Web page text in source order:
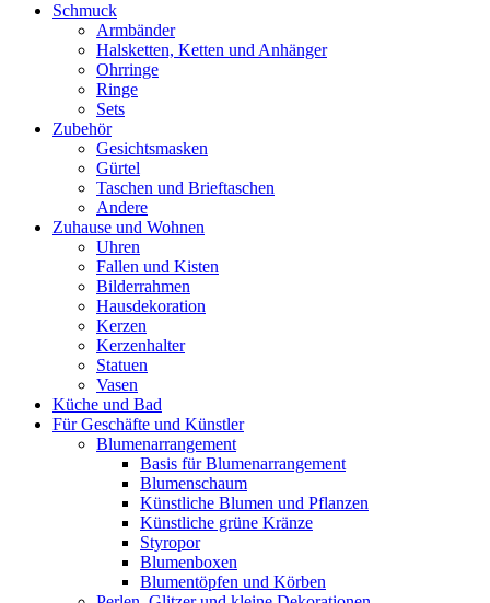
Schmuck
Armbänder
Halsketten, Ketten und Anhänger
Ohrringe
Ringe
Sets
Zubehör
Gesichtsmasken
Gürtel
Taschen und Brieftaschen
Andere
Zuhause und Wohnen
Uhren
Fallen und Kisten
Bilderrahmen
Hausdekoration
Kerzen
Kerzenhalter
Statuen
Vasen
Küche und Bad
Für Geschäfte und Künstler
Blumenarrangement
Basis für Blumenarrangement
Blumenschaum
Künstliche Blumen und Pflanzen
Künstliche grüne Kränze
Styropor
Blumenboxen
Blumentöpfen und Körben